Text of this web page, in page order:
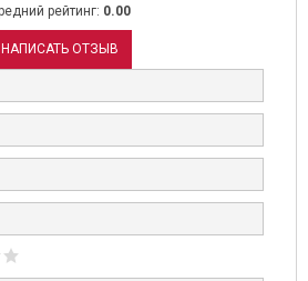
рейтинг: 0.00
НАПИСАТЬ ОТЗЫВ